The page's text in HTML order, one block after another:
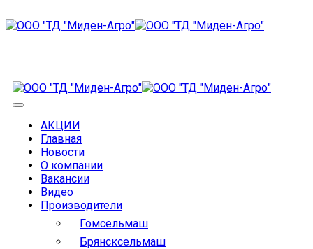
АКЦИИ
Главная
Новости
О компании
Вакансии
Видео
Производители
Гомсельмаш
Брянсксельмаш